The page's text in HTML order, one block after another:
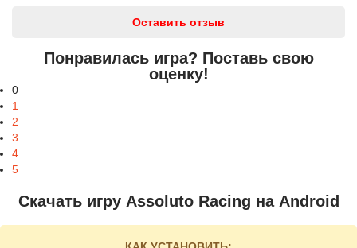
Оставить отзыв
Понравилась игра? Поставь свою
оценку!
0
1
2
3
4
5
Скачать игру Assoluto Racing на Android